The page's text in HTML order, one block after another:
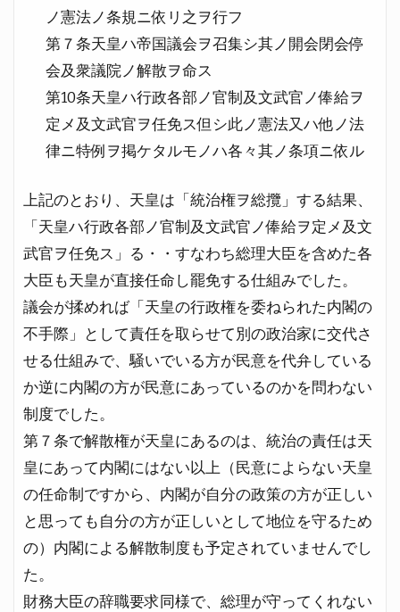
ノ憲法ノ条規ニ依リ之ヲ行フ
第７条天皇ハ帝国議会ヲ召集シ其ノ開会閉会停
会及衆議院ノ解散ヲ命ス
第10条天皇ハ行政各部ノ官制及文武官ノ俸給ヲ
定メ及文武官ヲ任免ス但シ此ノ憲法又ハ他ノ法
律ニ特例ヲ掲ケタルモノハ各々其ノ条項ニ依ル
上記のとおり、天皇は「統治権ヲ総攬」する結果、
「天皇ハ行政各部ノ官制及文武官ノ俸給ヲ定メ及文
武官ヲ任免ス」る・・すなわち総理大臣を含めた各
大臣も天皇が直接任命し罷免する仕組みでした。
議会が揉めれば「天皇の行政権を委ねられた内閣の
不手際」として責任を取らせて別の政治家に交代さ
せる仕組みで、騒いでいる方が民意を代弁している
か逆に内閣の方が民意にあっているのかを問わない
制度でした。
第７条で解散権が天皇にあるのは、統治の責任は天
皇にあって内閣にはない以上（民意によらない天皇
の任命制ですから、内閣が自分の政策の方が正しい
と思っても自分の方が正しいとして地位を守るため
の）内閣による解散制度も予定されていませんでし
た。
財務大臣の辞職要求同様で、総理が守ってくれない